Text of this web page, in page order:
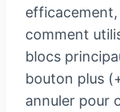
comment
blocs
bouton plus
annuler pour